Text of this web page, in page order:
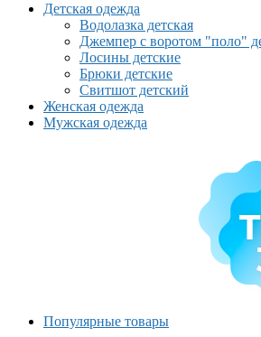
Детская одежда
Водолазка детская
Джемпер с воротом "поло"
Лосины детские
Брюки детские
Свитшот детский
Женская одежда
Мужская одежда
Популярные товары